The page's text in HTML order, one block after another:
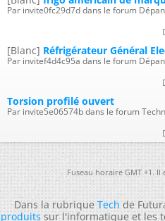
Par invite0fc29d7d dans le forum
[Blanc] Réfrigérateur Général
Par invitef4d4c95a dans le forum
Torsion profilé ouvert
Par invite5e06574b dans le forum
Fuseau horaire GMT +1.
Dans la rubriqueTechde
produitssur l'informatique et les